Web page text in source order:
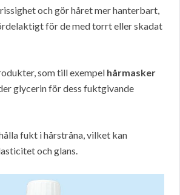
och gör håret mer hanterbart,
för de med torrt eller skadat
som till exempel hårmasker
glycerin för dess fuktgivande
fukt i hårstråna, vilket kan
och glans.